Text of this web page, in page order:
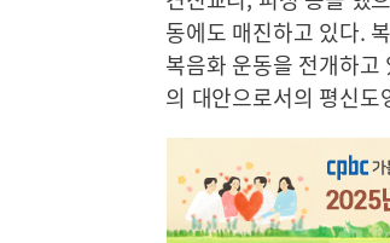
동에도 매진하고 있다.
복음화 운동을 전개하
의 대안으로서의 평신도